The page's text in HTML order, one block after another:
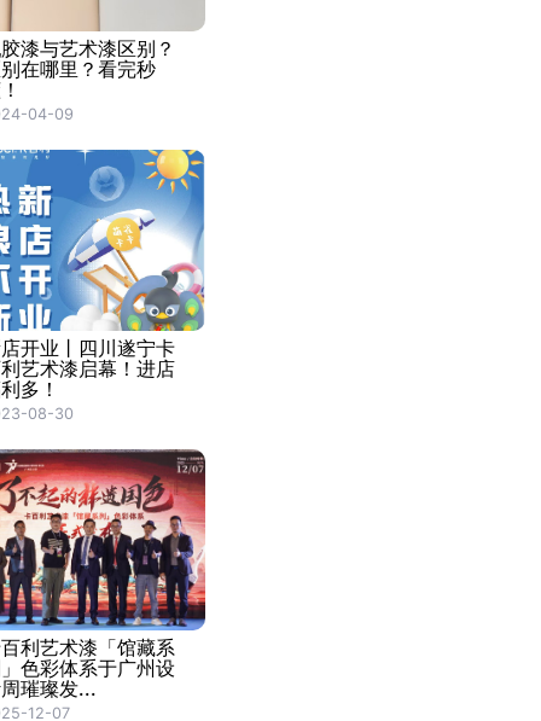
漆与艺术漆区别？
在哪里？看完秒
04-09
开业丨四川遂宁卡
艺术漆启幕！进店
多！
08-30
利艺术漆「馆藏系
色彩体系于广州设
璀璨发...
12-07